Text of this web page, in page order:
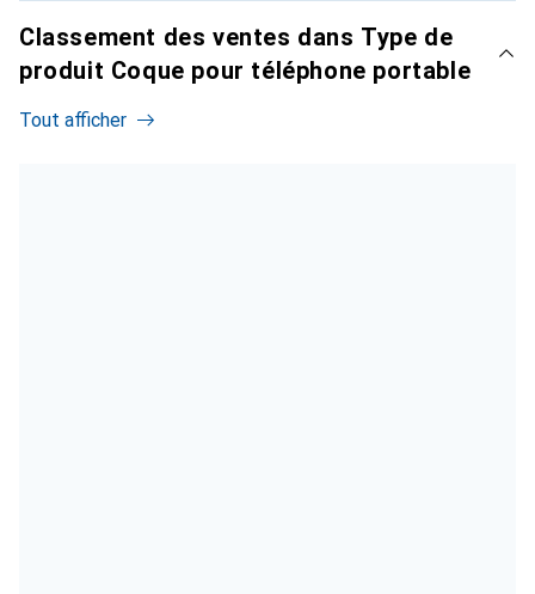
Classement des ventes dans Type de
produit Coque pour téléphone portable
Tout afficher